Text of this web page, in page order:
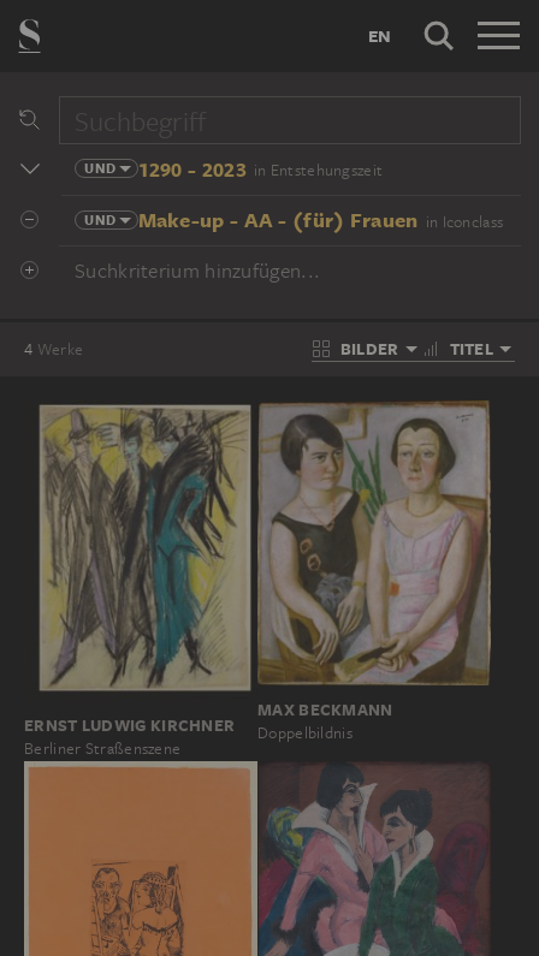
EN
UND 1290 - 2023 in Entstehungszeit
UND Make-up - AA - (für) Frauen in Iconclass
Suchkriterium hinzufügen...
4 Werke BILDER TITEL
ERNST LUDWIG KIRCHNER
Berliner Straßenszene
MAX BECKMANN
Doppelbildnis